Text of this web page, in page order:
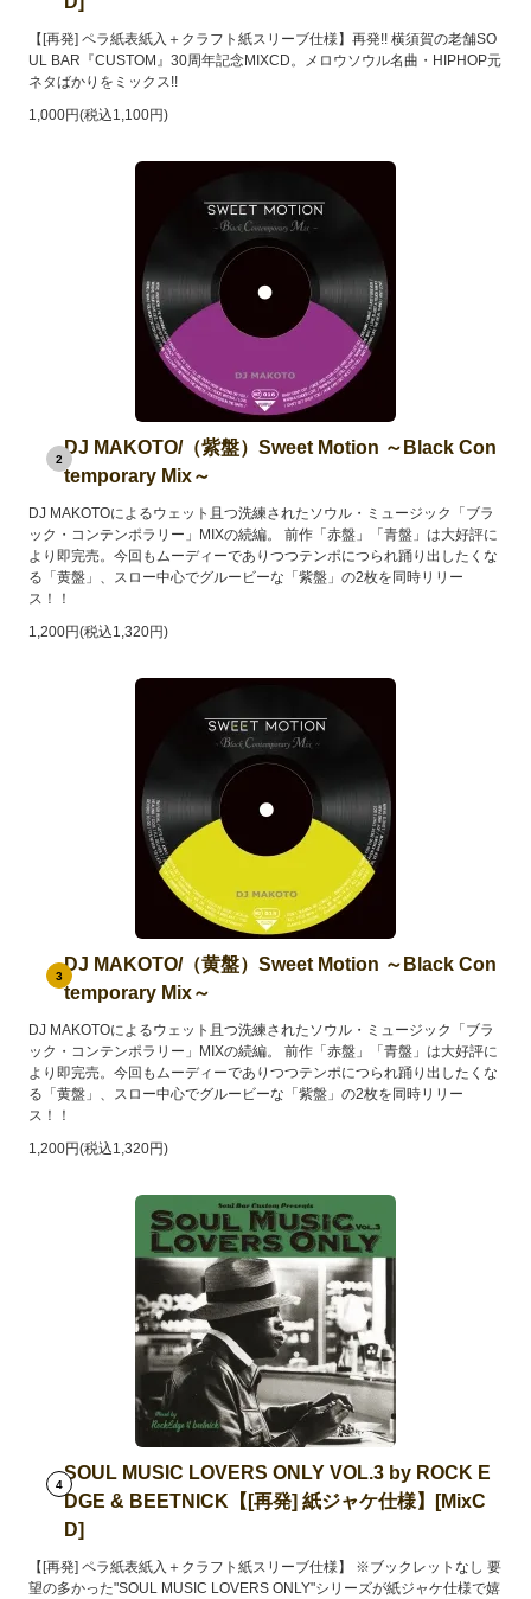
【[再発] ペラ紙表紙入＋クラフト紙スリーブ仕様】再発!! 横須賀の老舗SO
UL BAR『CUSTOM』30周年記念MIXCD。メロウソウル名曲・HIPHOP元
ネタばかりをミックス!!
1,000円(税込1,100円)
2
DJ MAKOTO/（紫盤）Sweet Motion ～Black Con
temporary Mix～
DJ MAKOTOによるウェット且つ洗練されたソウル・ミュージック「ブラ
ック・コンテンポラリー」MIXの続編。 前作「赤盤」「青盤」は大好評に
より即完売。今回もムーディーでありつつテンポにつられ踊り出したくな
る「黄盤」、スロー中心でグルービーな「紫盤」の2枚を同時リリー
ス！！
1,200円(税込1,320円)
3
DJ MAKOTO/（黄盤）Sweet Motion ～Black Con
temporary Mix～
DJ MAKOTOによるウェット且つ洗練されたソウル・ミュージック「ブラ
ック・コンテンポラリー」MIXの続編。 前作「赤盤」「青盤」は大好評に
より即完売。今回もムーディーでありつつテンポにつられ踊り出したくな
る「黄盤」、スロー中心でグルービーな「紫盤」の2枚を同時リリー
ス！！
1,200円(税込1,320円)
4
SOUL MUSIC LOVERS ONLY VOL.3 by ROCK E
DGE & BEETNICK【[再発] 紙ジャケ仕様】[MixC
D]
【[再発] ペラ紙表紙入＋クラフト紙スリーブ仕様】 ※ブックレットなし 要
望の多かった"SOUL MUSIC LOVERS ONLY"シリーズが紙ジャケ仕様で嬉